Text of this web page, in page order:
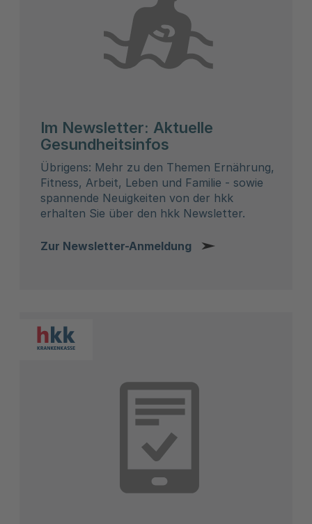
Im Newsletter: Aktuelle
Gesundheitsinfos
Übrigens: Mehr zu den Themen Ernährung,
Fitness, Arbeit, Leben und Familie - sowie
spannende Neuigkeiten von der hkk
erhalten Sie über den hkk Newsletter.
Zur Newsletter-Anmeldung